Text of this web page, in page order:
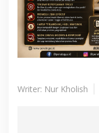
Writer: Nur Kholish